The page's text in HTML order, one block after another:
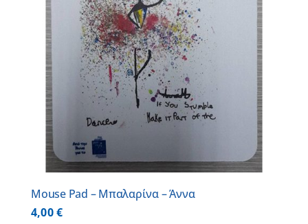
Mouse Pad – Μπαλαρίνα – Άννα
4,00€